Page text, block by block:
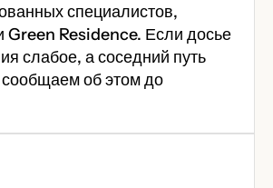
специалистов,
Green Residence. Если досье
слабое, а соседний путь
об этом до